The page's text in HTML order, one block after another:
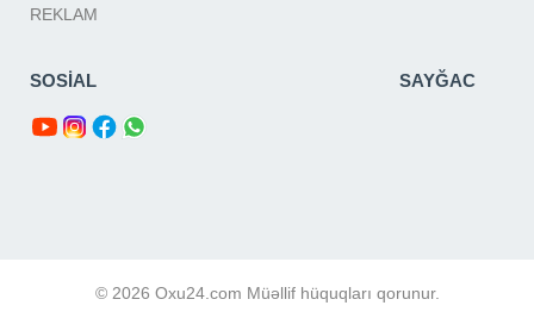
REKLAM
SOSİAL SAYĞAC
© 2026 Oxu24.com Müəllif hüquqları qorunur.